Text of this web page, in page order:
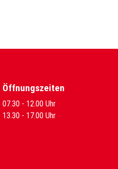
Öffnungszeiten
07.30 - 12.00 Uhr
13.30 - 17.00 Uhr